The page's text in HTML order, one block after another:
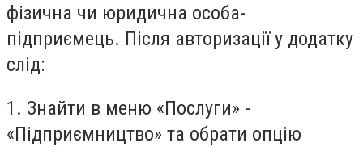
фізична чи юридична особа-
підприємець. Після авторизації у додатку
слід:
1. Знайти в меню «Послуги» -
«Підприємництво» та обрати опцію